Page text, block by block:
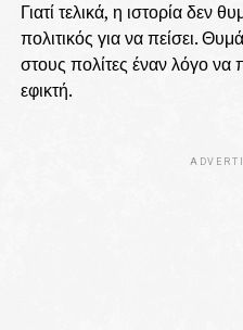
Γιατί τελικά, η ιστορία δεν
πολιτικός για να πείσει.
στους πολίτες έναν λόγο να
εφικτή.